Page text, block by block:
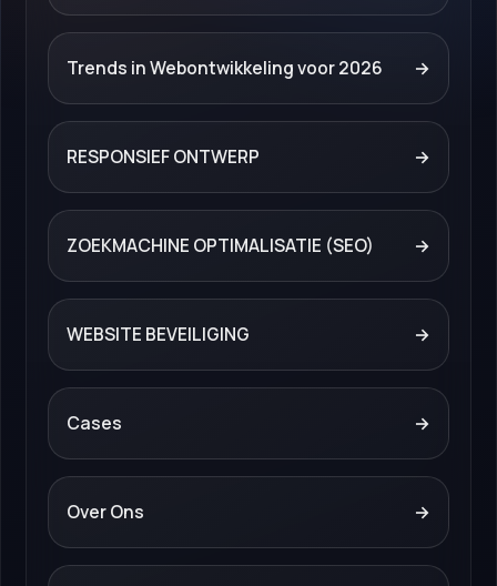
Trends in Webontwikkeling voor 2026 →
RESPONSIEF ONTWERP →
ZOEKMACHINE OPTIMALISATIE (SEO) →
WEBSITE BEVEILIGING →
Cases →
Over Ons →